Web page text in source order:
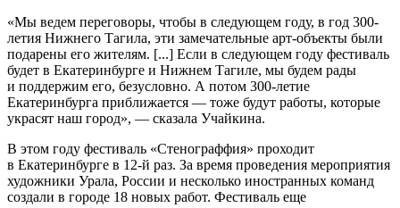
«Мы ведем переговоры, чтобы в следующем году, в год 300-
летия Нижнего Тагила, эти замечательные арт-объекты были
подарены его жителям. [...] Если в следующем году фестиваль
будет в Екатеринбурге и Нижнем Тагиле, мы будем рады
и поддержим его, безусловно. А потом 300-летие
Екатеринбурга приближается — тоже будут работы, которые
украсят наш город», — сказала Учайкина.
В этом году фестиваль «Стенограффия» проходит
в Екатеринбурге в 12-й раз. За время проведения мероприятия
художники Урала, России и несколько иностранных команд
создали в городе 18 новых работ. Фестиваль еще